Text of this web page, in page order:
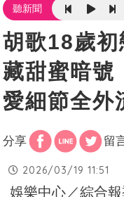
聽新聞
胡歌18歲
藏甜蜜暗
愛細節全外
分享 留
2026/03/19 11:51
娛樂中心／綜合